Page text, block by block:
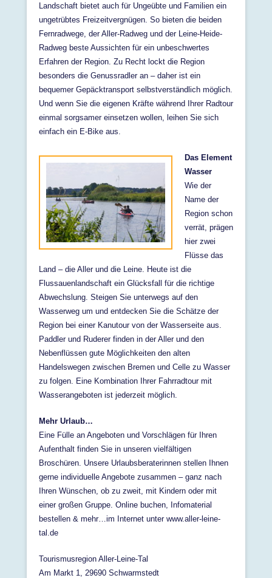
Landschaft bietet auch für Ungeübte und Familien ein
ungetrübtes Freizeitvergnügen. So bieten die beiden
Fernradwege, der Aller-Radweg und der Leine-Heide-
Radweg beste Aussichten für ein unbeschwertes
Erfahren der Region. Zu Recht lockt die Region
besonders die Genussradler an – daher ist ein
bequemer Gepäcktransport selbstverständlich möglich.
Und wenn Sie die eigenen Kräfte während Ihrer Radtour
einmal sorgsamer einsetzen wollen, leihen Sie sich
einfach ein E-Bike aus.
Das Element
Wasser
Wie der
Name der
Region schon
verrät, prägen
hier zwei
Flüsse das
Land – die Aller und die Leine. Heute ist die
Flussauenlandschaft ein Glücksfall für die richtige
Abwechslung. Steigen Sie unterwegs auf den
Wasserweg um und entdecken Sie die Schätze der
Region bei einer Kanutour von der Wasserseite aus.
Paddler und Ruderer finden in der Aller und den
Nebenflüssen gute Möglichkeiten den alten
Handelswegen zwischen Bremen und Celle zu Wasser
zu folgen. Eine Kombination Ihrer Fahrradtour mit
Wasserangeboten ist jederzeit möglich.
Mehr Urlaub…
Eine Fülle an Angeboten und Vorschlägen für Ihren
Aufenthalt finden Sie in unseren vielfältigen
Broschüren. Unsere Urlaubsberaterinnen stellen Ihnen
gerne individuelle Angebote zusammen – ganz nach
Ihren Wünschen, ob zu zweit, mit Kindern oder mit
einer großen Gruppe. Online buchen, Infomaterial
bestellen & mehr…im Internet unter www.aller-leine-
tal.de
Tourismusregion Aller-Leine-Tal
Am Markt 1, 29690 Schwarmstedt